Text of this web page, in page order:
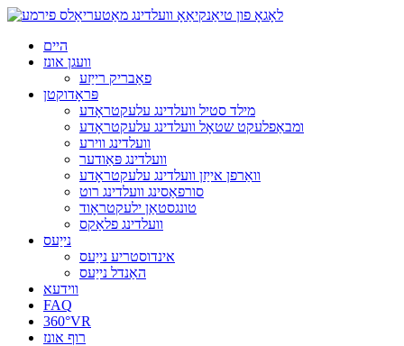
היים
וועגן אונז
פאַבריק רייַזע
פּראָדוקטן
מילד סטיל וועלדינג עלעקטראָדע
ומבאַפלעקט שטאָל וועלדינג עלעקטראָדע
וועלדינג ווירע
וועלדינג פּאַודער
וואַרפן אייַזן וועלדינג עלעקטראָדע
סורפאַסינג וועלדינג רוט
טונגסטאַן ילעקטראָוד
וועלדינג פלאַקס
נייַעס
אינדוסטריע נייַעס
האַנדל נייַעס
ווידעא
FAQ
360°VR
רוף אונז